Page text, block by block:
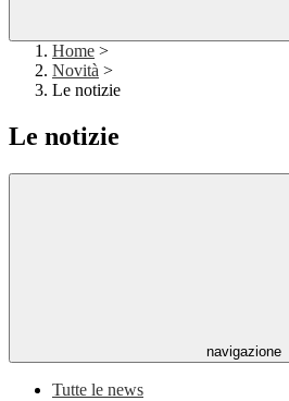
Home >
Novità >
Le notizie
Le notizie
navigazione
Tutte le news